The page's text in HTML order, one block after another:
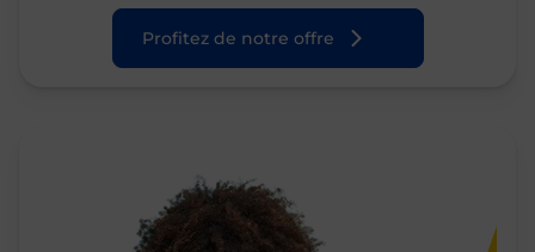
Profitez de notre offre